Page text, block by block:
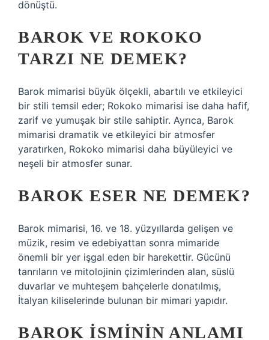
dönüştü.
BAROK VE ROKOKO
TARZI NE DEMEK?
Barok mimarisi büyük ölçekli, abartılı ve etkileyici
bir stili temsil eder; Rokoko mimarisi ise daha hafif,
zarif ve yumuşak bir stile sahiptir. Ayrıca, Barok
mimarisi dramatik ve etkileyici bir atmosfer
yaratırken, Rokoko mimarisi daha büyüleyici ve
neşeli bir atmosfer sunar.
BAROK ESER NE DEMEK?
Barok mimarisi, 16. ve 18. yüzyıllarda gelişen ve
müzik, resim ve edebiyattan sonra mimaride
önemli bir yer işgal eden bir harekettir. Gücünü
tanrıların ve mitolojinin çizimlerinden alan, süslü
duvarlar ve muhteşem bahçelerle donatılmış,
İtalyan kiliselerinde bulunan bir mimari yapıdır.
BAROK ISMININ ANLAMI